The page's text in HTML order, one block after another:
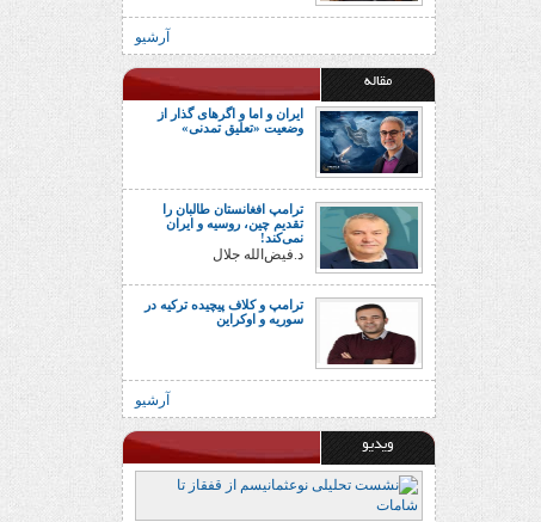
آرشیو
مقاله
ایران و اما و اگرهای گذار از
وضعیت «تعلیق تمدنی»
ترامپ افغانستان طالبان را
تقدیم چین، روسیه و ایران
نمی‌کند!
د.فیض‌الله جلال
ترامپ و کلاف پیچیده ترکیه در
سوریه و اوکراین
آرشیو
ویدیو